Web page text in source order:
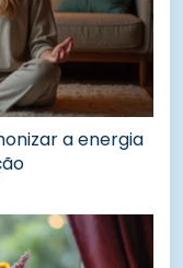
a energia